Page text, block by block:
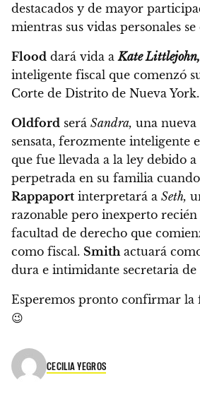
destacados y de mayor
mientras sus vidas personales
Flood dará vida a Kate Littlejohn,
inteligente fiscal que comenzó
Corte de Distrito de Nueva York.
Oldford será Sandra, una nueva
sensata, ferozmente inteligente
que fue llevada a la ley debido
perpetrada en su familia
Rappaport interpretará a Seth,
razonable pero inexperto
facultad de derecho que
como fiscal. Smith actuará
dura e intimidante secretaria de
Esperemos pronto confirmar la
😉
CECILIA YEGROS